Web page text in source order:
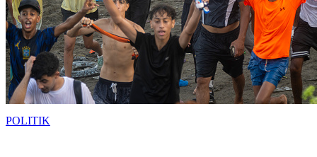
POLITIK